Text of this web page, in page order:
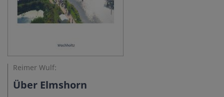
Reimer Wulf:
Über Elmshorn